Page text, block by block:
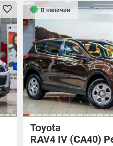
В наличии
Toyota
RAV4 IV (CA40)